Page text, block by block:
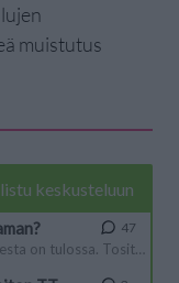
muistutus